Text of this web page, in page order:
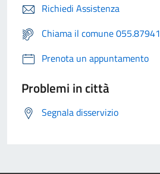
Richiedi Assistenza
Chiama il comune 055.87941
Prenota un appuntamento
Problemi in città
Segnala disservizio